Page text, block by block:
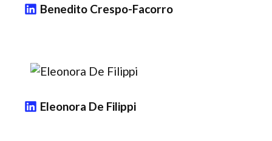
Benedito Crespo-Facorro
Eleonora De Filippi